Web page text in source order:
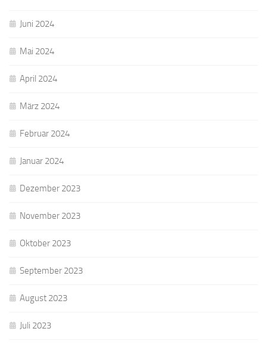
Juni 2024
Mai 2024
April 2024
März 2024
Februar 2024
Januar 2024
Dezember 2023
November 2023
Oktober 2023
September 2023
August 2023
Juli 2023